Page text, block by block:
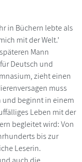
in Büchern lebte als
mit der Welt.'
Mann
Deutsch und
zieht einen
muss
und beginnt in einem
Leben mit der
begleitet wird: Von
bis zur
Leserin.